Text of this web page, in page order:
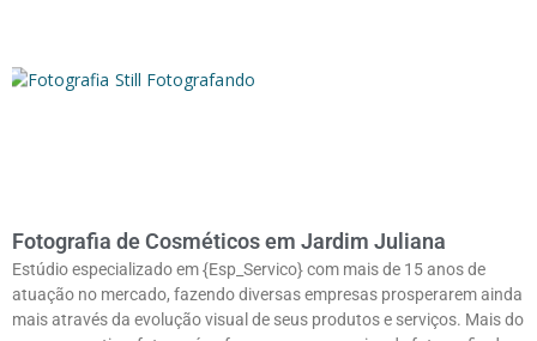
Fotografia de Cosméticos em Jardim Juliana
Estúdio especializado em {Esp_Servico} com mais de 15 anos de
atuação no mercado, fazendo diversas empresas prosperarem ainda
mais através da evolução visual de seus produtos e serviços. Mais do